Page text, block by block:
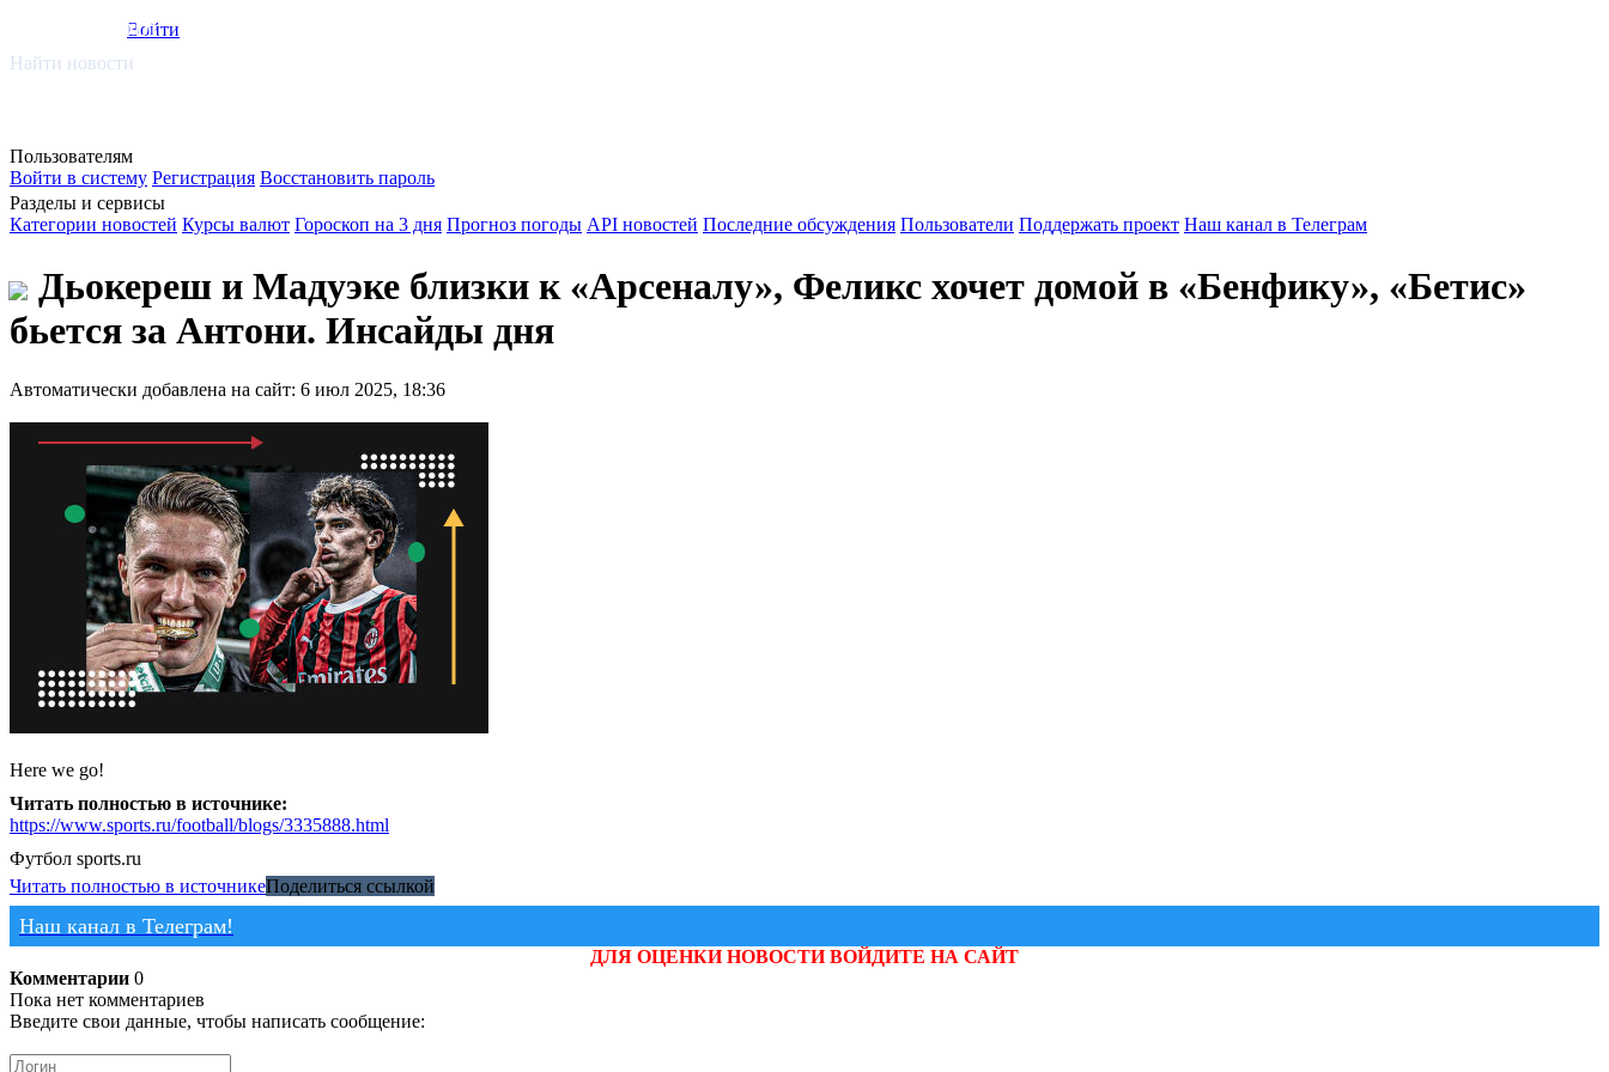
smi.mobi
Войти
Найти новости
Пользователям
Войти в систему Регистрация Восстановить пароль
Разделы и сервисы
Категории новостей Курсы валют Гороскоп на 3 дня Прогноз погоды API новостей Последние обсуждения Пользователи Поддержать проект Наш канал в Телеграм
Дьокереш и Мадуэке близки к «Арсеналу», Феликс хочет домой в «Бенфику», «Бетис»
бьется за Антони. Инсайды дня
Автоматически добавлена на сайт: 6 июл 2025, 18:36
Here we go!
Читать полностью в источнике:
https://www.sports.ru/football/blogs/3335888.html
Футбол sports.ru
Читать полностью в источникеПоделиться ссылкой
Наш канал в Телеграм!
ДЛЯ ОЦЕНКИ НОВОСТИ ВОЙДИТЕ НА САЙТ
Комментарии 0
Пока нет комментариев
Введите свои данные, чтобы написать сообщение: